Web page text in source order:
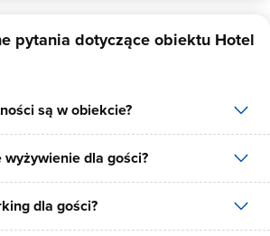
pytania dotyczące obiektu Hotel
są w obiekcie?
następujące formy płatności: gotówka,
kartą.
dla gości?
wyżywienie dla gości, dostępne posiłki:
obiadokolacje.
dla gości?